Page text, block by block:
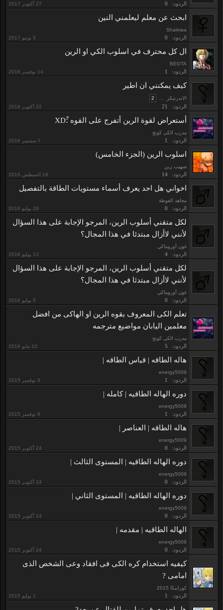
الردود: 0
ابحث عن معلم ليعلمني النين
Shaimaa
الردود: 0
ال كل محترف في اسلوب الكي او الرين
BEGTA
الردود: 1
كيف يمكنني ان اطير
الاندرتيكر 2
الردود: 21
أستعراض لقوة الرين أتفرج على القوه :ْXD
مدرب الكى كونج
الردود: 1
اسلوب الرين (الجزء الخامس)
صهيب زين
الردود: 14
اخواني هل احد يعرف أسماء مستويات الطاقة بالتفصيل
مجاهد الغوطة
الردود: 0
لكل متقني أسلوب الرين، المرجو الإجابة على هذا السؤال
لأنني لاأزال مبتدئا في هذا المجال؟
غون أوزوماكي
الردود: 4
لكل متقني أسلوب الرين، المرجو الإجابة على هذا السؤال
لأنني لاأزال مبتدئا في هذا المجال؟
غون أوزوماكي
الردود: 0
تعلم الكى المعروف بقوه الرين او الهاكى من افضل
معلمين اليابان مواضيع مترجمه
مدرب الكى كونج
الردود: 5
هاله الطاقه | قياس الطاقه |
energy5009
الردود: 1
دوره الهاله الطاقيه | كامله |
energy5009
الردود: 1
هاله الطاقه | العناصر |
energy5009
الردود: 0
دوره الهاله الطاقيه | المستوى الثالث |
energy5009
الردود: 0
دوره الهاله الطاقيه | المستوى الثاني |
energy5009
الردود: 0
الهاله الطاقيه | مقدمه |
energy5009
الردود: 0
ﻛﻴﻔﻴﻪ ﺍﺳﺘﺨﺪﺍﻡ ﻛﺮﻩ ﺍﻟﻜﻰ ﻓﻰ ﺍﻓﻘﺎﺩ ﻭﻋﻰ ﺍﻟﺸﺨﺺ ﺍﻟﺬﻯ
ﺍﻣﺎﻣﻰ ?
ﻛﻮﺭﺍﺑﻴﻜﺎ 2015
الردود: 1